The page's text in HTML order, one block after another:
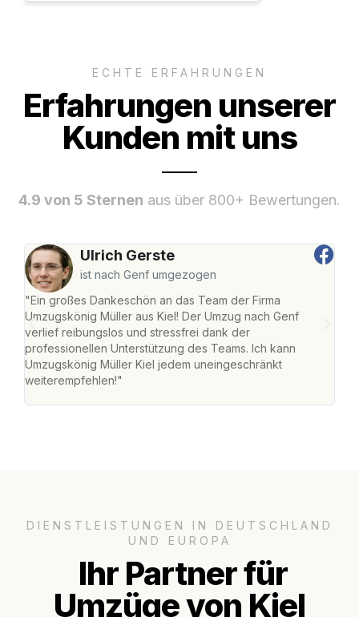
ECHTE ERFAHRUNGEN
Erfahrungen unserer
Kunden mit uns
4.9 von 5 Sternen aus über 800+ Bewertungen.
Ulrich Gerste
ist nach Genf umgezogen
"Ein großes Dankeschön an das Team der Firma
Umzugskönig Müller aus Kiel! Der Umzug nach Genf
verlief reibungslos und stressfrei dank der
professionellen Unterstützung des Teams. Ich kann
Umzugskönig Müller Kiel jedem uneingeschränkt
weiterempfehlen!"
DIENSTLEISTUNGEN IN DEUTSCHLAND
UND EUROPA
Ihr Partner für
Umzüge von Kiel